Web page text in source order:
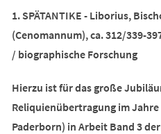
1. SPÄTANTIKE - Liborius,
(Cenomannum), ca. 312/339-
/ biographische Forschung
Hierzu ist für das große
Reliquienübertragung im Jahre
Paderborn) in Arbeit Band 3